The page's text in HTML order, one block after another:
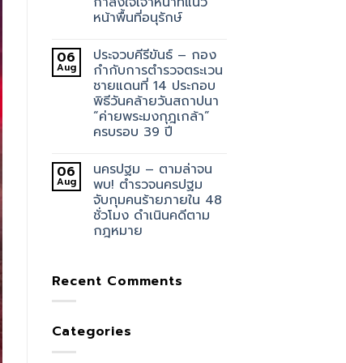
หน้าพื้นที่อนุรักษ์
06
Aug
ประจวบคีรีขันธ์ – กอง
กำกับการตำรวจตระเวน
ชายแดนที่ 14 ประกอบ
พิธีวันคล้ายวันสถาปนา
“ค่ายพระมงกุฎเกล้า”
ครบรอบ 39 ปี
06
Aug
นครปฐม – ตามล่าจน
พบ! ตำรวจนครปฐม
จับกุมคนร้ายภายใน 48
ชั่วโมง ดำเนินคดีตาม
กฎหมาย
Recent Comments
Categories